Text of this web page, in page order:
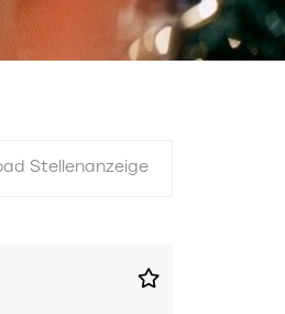
Stellenanzeige